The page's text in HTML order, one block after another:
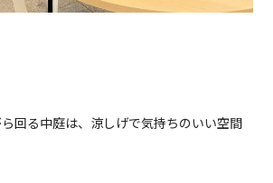
回る中庭は、涼しげで気持ちのいい空間